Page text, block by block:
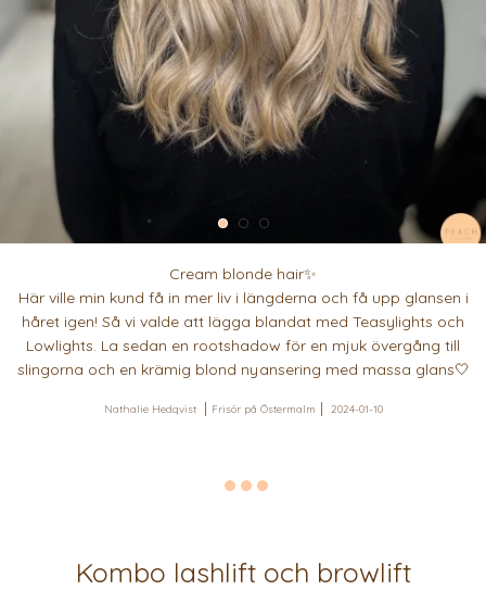
Cream blonde hair✨
Här ville min kund få in mer liv i längderna och få upp glansen i
håret igen! Så vi valde att lägga blandat med Teasylights och
Lowlights. La sedan en rootshadow för en mjuk övergång till
slingorna och en krämig blond nyansering med massa glans🤍
Nathalie Hedqvist Frisör på Östermalm 2024-01-10
Kombo lashlift och browlift